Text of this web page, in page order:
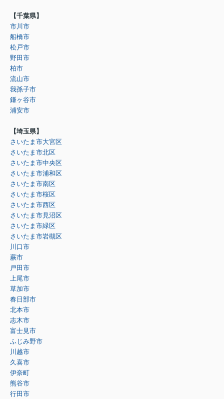
【千葉県】
市川市
船橋市
松戸市
野田市
柏市
流山市
我孫子市
鎌ヶ谷市
浦安市
【埼玉県】
さいたま市大宮区
さいたま市北区
さいたま市中央区
さいたま市浦和区
さいたま市南区
さいたま市桜区
さいたま市西区
さいたま市見沼区
さいたま市緑区
さいたま市岩槻区
川口市
蕨市
戸田市
上尾市
草加市
春日部市
北本市
志木市
富士見市
ふじみ野市
川越市
久喜市
伊奈町
熊谷市
行田市